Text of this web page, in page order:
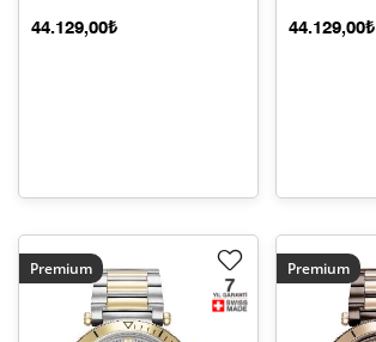
44.129,00₺ 44.129,00₺
Premium Premium